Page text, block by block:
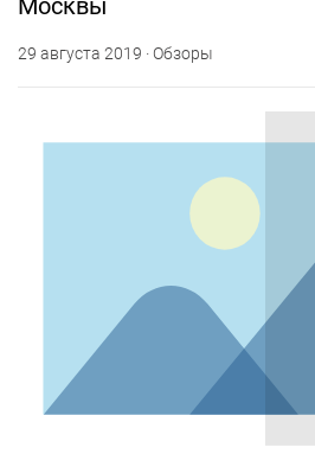
Москвы
29 августа 2019 · Обзоры